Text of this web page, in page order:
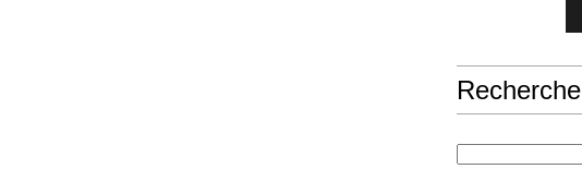
Recherche